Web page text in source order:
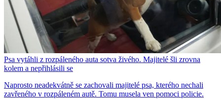
Psa vytáhli z rozpáleného auta sotva živého. Majitelé šli zrovna
kolem a nepřihlásili se
Naprosto neadekvátně se zachovali majitelé psa, kterého nechali
zavřeného v rozpáleném autě. Tomu musela ven pomoci policie.